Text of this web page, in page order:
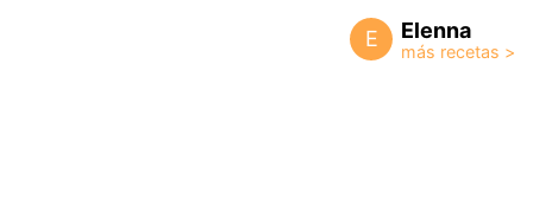
E Elenna